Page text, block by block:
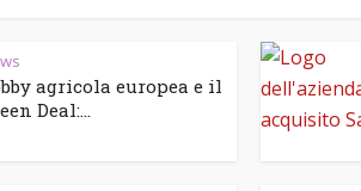
agricola europea e il
Deal:...